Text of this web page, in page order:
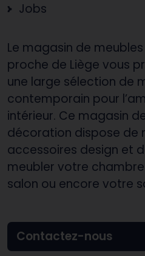
Jobs
Le magasin de
proche de Liège vous
une large sélection de
contemporain pour
intérieur. Ce magasin
décoration dispose de
accessoires design et
meubler votre
salon ou encore votre
Contactez-nous